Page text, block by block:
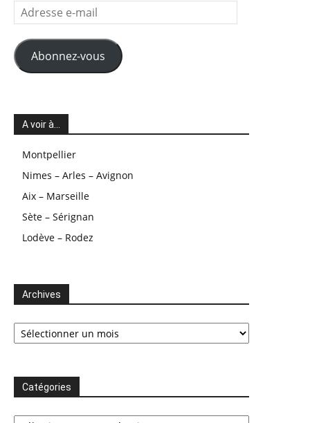
Adresse
e-
mail
Abonnez-vous
A voir à…
Montpellier
Nimes – Arles – Avignon
Aix – Marseille
Sète – Sérignan
Lodève – Rodez
Archives
Archives
Catégories
Catégories